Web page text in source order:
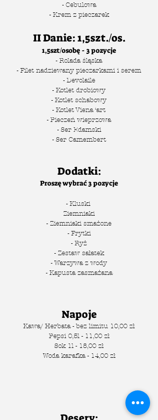
- Cebulowa
- Krem z pieczarek
II Danie: 1,5szt./os.
1,5szt/osobę - 3 pozycje
- Rolada śląska
- Filet nadziewany pieczarkami i serem
- Devolaile
- Kotlet drobiowy
- Kotlet schabowy
- Kotlet Viena ‘art
- Pieczeń wieprzowa
- Ser Edamski
- Ser Camembert
Dodatki:
Proszę wybrać 3 pozycje
- Kluski
Ziemniaki
- Ziemniaki smażone
- Frytki
- Ryż
- Zestaw sałatek
- Warzywa z wody
- Kapusta zasmażana
Napoje
Kawa/ Herbata - bez limitu 10,00 zł
Pepsi 0,5l - 11,00 zł
Sok 1l - 18,00 zł
Woda karafka - 14,00 zł